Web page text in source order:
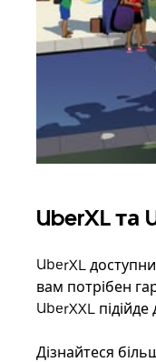
UberXL та
UberXL
вам потрібен
UberXXL підійде
Дізнайтеся